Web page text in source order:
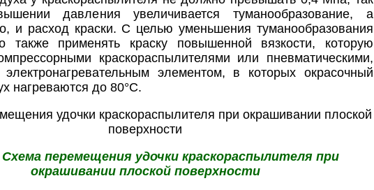
давления увеличивается туманообразование, а
и расход краски. С целью уменьшения туманообразования
также применять краску повышенной вязкости, которую
краскораспылителями или пневматическими,
элементом, в которых окрасочный
нагреваются до 80°С.
Схема перемещения удочки краскораспылителя при
окрашивании плоской поверхности